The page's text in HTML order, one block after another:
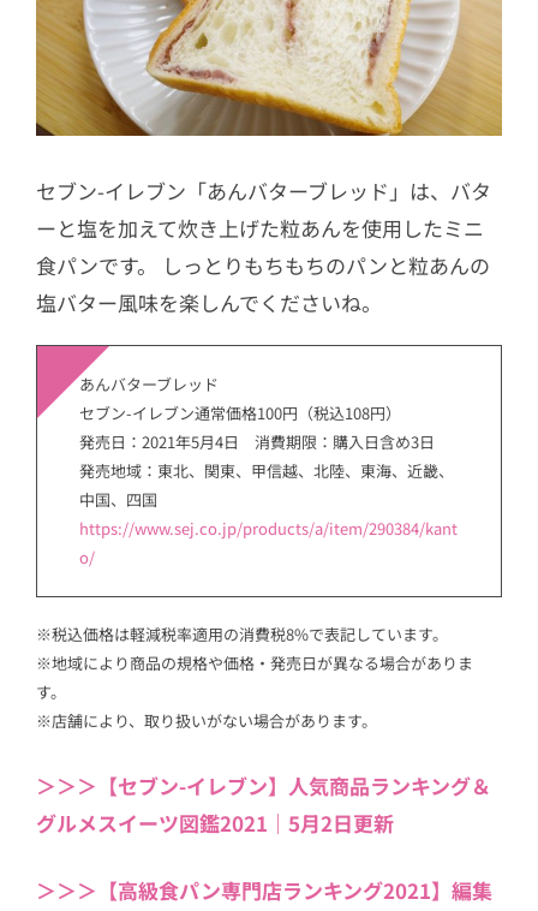
セブン-イレブン「あんバターブレッド」は、バタ
ーと塩を加えて炊き上げた粒あんを使用したミニ
食パンです。 しっとりもちもちのパンと粒あんの
塩バター風味を楽しんでくださいね。
あんバターブレッド
セブン-イレブン通常価格100円（税込108円）
発売日：2021年5月4日 消費期限：購入日含め3日
発売地域：東北、関東、甲信越、北陸、東海、近畿、
中国、四国
https://www.sej.co.jp/products/a/item/290384/kant
o/
※税込価格は軽減税率適用の消費税8%で表記しています。
※地域により商品の規格や価格・発売日が異なる場合がありま
す。
※店舗により、取り扱いがない場合があります。
＞＞＞【セブン-イレブン】人気商品ランキング＆
グルメスイーツ図鑑2021｜5月2日更新
＞＞＞【高級食パン専門店ランキング2021】編集